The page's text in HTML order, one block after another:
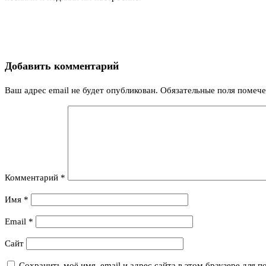
Добавить комментарий
Ваш адрес email не будет опубликован. Обязательные поля
Комментарий *
Имя *
Email *
Сайт